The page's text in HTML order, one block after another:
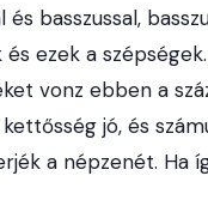
basszussal,
ezek a szépségek.
vonz ebben a
jó, és
a népzenét. Ha